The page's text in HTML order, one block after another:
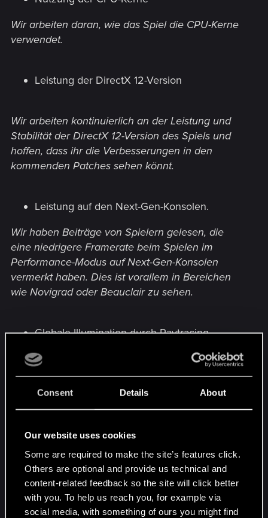
Consent Details About
Our website uses cookies
Some are required to make the site’s features click.
Others are optional and provide us technical and
content-related feedback so the site will click better
with you. To help us reach you, for example via
social media, with something of ours you might find
Wir arbeiten daran, wie das Spiel die CPU-Kerne
verwendet.
Leistung der DirectX 12-Version
Wir arbeiten kontinuierlich an der Leistung und
Stabilität der DirectX 12-Version des Spiels und
hoffen, dass ihr die Verbesserungen in den
kommenden Patches sehen könnt.
Leistung auf den Next-Gen-Konsolen.
Wir haben Beiträge von Spielern gelesen, die
eine niedrigere Framerate beim Spielen im
Performance-Modus auf Next-Gen-Konsolen
vermerkt haben. Dies ist vorallem in Bereichen
wie Novigrad oder Beauclair zu sehen.
Globale Illumination durch Raytracing.
Wir arbeiten an der Verbesserung von globaler
Illumination um Fehler zu verhindern.
Schatten durch Raytracing.
Wir untersuchen Probleme mit der Vegetations-
Darstellung.
Horizont-basierte Umgebungsverdeckung
auf PC.